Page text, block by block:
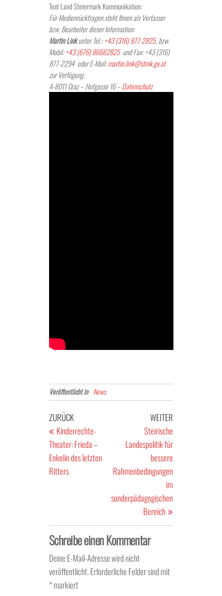
Text Land Steiermark Kommunikation:
Für Medienrückfragen steht Ihnen als Verfasser
bzw. Bearbeiter dieser Information:
Martin Linkunter Tel.:+43 (316) 877-2825, bzw.
Mobil:+43 (676) 86662825und Fax: +43 (316)
877-2294 oder E-Mail:martin.link@stmk.gv.at
zur Verfügung.
A-8011 Graz – Hofgasse 16 –Datenschutz
Veröffentlicht in News
Beitragsnavigation
Vorheriger
Beitrag
ZURÜCK
Kinderrechte-
Theater: Frieda –
Enkelin des letzten
Ritters
WEITER
Steirische
Landespolitik für
bessere
Rahmenbedingungen
im
sonderpädagogischen
Bereich
Schreibe einen Kommentar
Deine E-Mail-Adresse wird nicht
veröffentlicht.Erforderliche Felder sind mit
*markiert